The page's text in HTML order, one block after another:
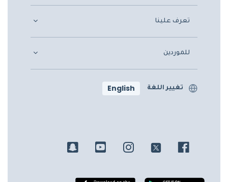
تعرف علينا
للموردين
تغيير اللغة English